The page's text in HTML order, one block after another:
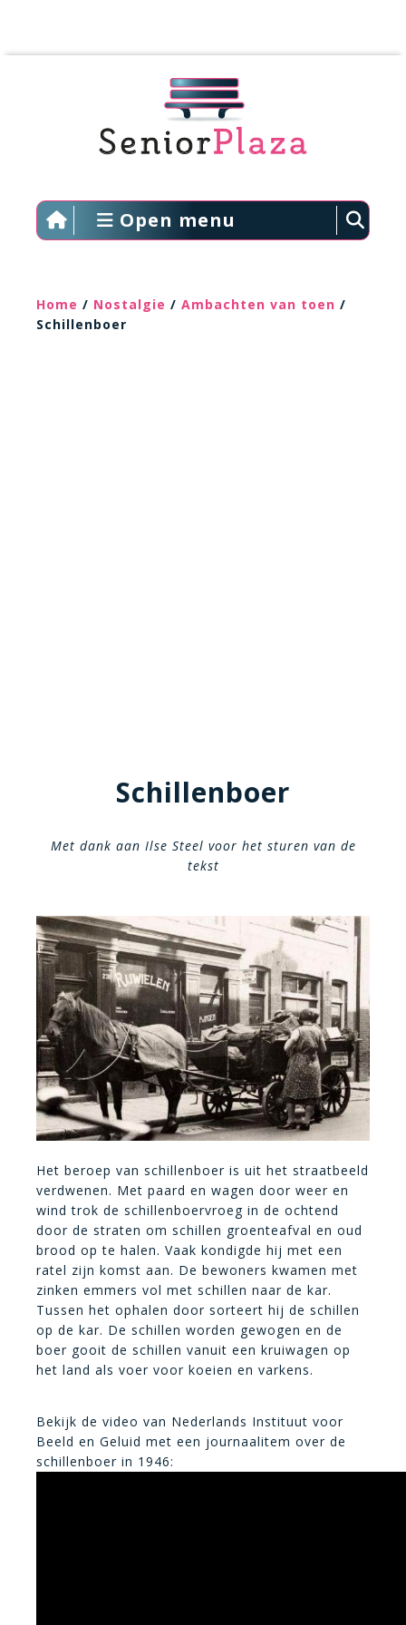
Open menu
Home / Nostalgie / Ambachten van toen /
Schillenboer
Schillenboer
Met dank aan Ilse Steel voor het sturen van de
tekst
Het beroep van schillenboer is uit het straatbeeld
verdwenen. Met paard en wagen door weer en
wind trok de schillenboervroeg in de ochtend
door de straten om schillen groenteafval en oud
brood op te halen. Vaak kondigde hij met een
ratel zijn komst aan. De bewoners kwamen met
zinken emmers vol met schillen naar de kar.
Tussen het ophalen door sorteert hij de schillen
op de kar. De schillen worden gewogen en de
boer gooit de schillen vanuit een kruiwagen op
het land als voer voor koeien en varkens.
Bekijk de video van Nederlands Instituut voor
Beeld en Geluid met een journaalitem over de
schillenboer in 1946: